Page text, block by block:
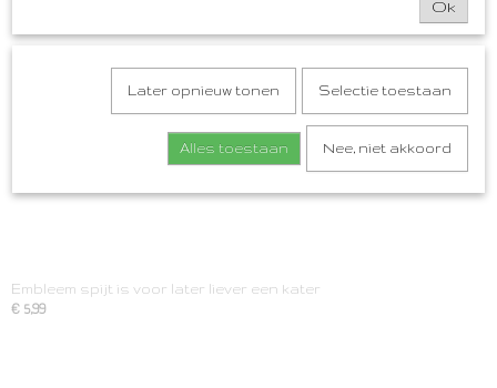
Embleem spijt is voor later liever een kater
€ 5,99
Ok
Later opnieuw tonen Selectie toestaan
Alles toestaan Nee, niet akkoord